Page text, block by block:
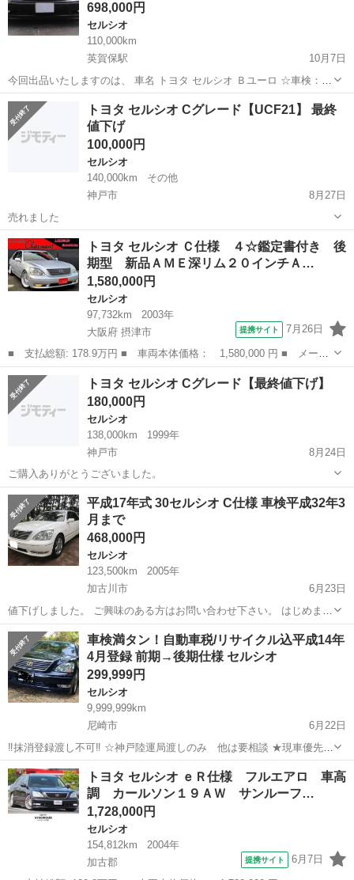
698,000円
セルシオ
110,000km
英賀保駅
10月7日
今回出品いたしますのは、 車名 トヨタ セルシオ Ｂユーロ ☆車検：２
年付き お支払い後登ご本人様にて名義変更が可能でしたらその日から
乗れます。 ☆色：純正ブラック (主要装備＆車両説明) ・ナビ...
兵庫 英賀保駅 セルシオ
トヨタ セルシオ Cグレード【UCF21】 最終
値下げ
100,000円
セルシオ
140,000km
その他
神戸市
8月27日
売れました
兵庫 神戸市 セルシオ グレード
トヨタ セルシオ Ｃ仕様 ４☆鑑定書付き 後
期型 新品ＡＭＥ深リム２０インチＡ…
1,580,000円
セルシオ
97,732km
2003年
大阪府 摂津市
提携サイト 7月26日
■ 支払総額: 178.9万円 ■ 車両本体価格： 1,580,000 円 ■ メーカ
ー名： トヨタ ■ 車種名： セルシオ ■ グレード名： Ｃ仕様
４☆鑑定書付き 後期型 新品ＡＭＥ深リム２０インチＡＷ エアサ
スコント...
大阪 セルシオ
トヨタ セルシオ Cグレード【最終値下げ】
180,000円
セルシオ
138,000km
1999年
神戸市
8月24日
ご購入ありがとうございました。
兵庫 神戸市 セルシオ
平成17年式 30セルシオ C仕様 車検平成32年3
月まで
468,000円
セルシオ
123,500km
2005年
加古川市
6月23日
値下げしました。 ご興味のある方はお問い合わせ下さい。 はじめまし
て 車検取り立ての30セルシオ後期です。 現在使用しておりますが乗り
換え予定の為、出品致します。 ・型式：UCF31 ・年式：平成17年2...
兵庫 加古川市 セルシオ ハイビーム
車検満タン！自動車税/リサイクル込平成14年
4月登録 前期→後期仕様 セルシオ
299,999円
セルシオ
9,999,999km
尼崎市
6月22日
‼️抹消登録渡し不可‼️ ☆神戸陸運局渡しのみ 他は要相談 ★現車優先、
確認要‼️ ☆自動車税・リサイクル料込み込み‼️ ★交換不可‼️交換不可‼️
交換不可‼️ 個人分割不可‼️個人分割不可‼️ 近畿...
兵庫 尼崎市 セルシオ
トヨタ セルシオ ｅＲ仕様 フルエアロ 車高
調 カールソン１９ＡＷ サンルーフ…
1,728,000円
セルシオ
154,812km
2004年
加古郡
提携サイト 6月7日